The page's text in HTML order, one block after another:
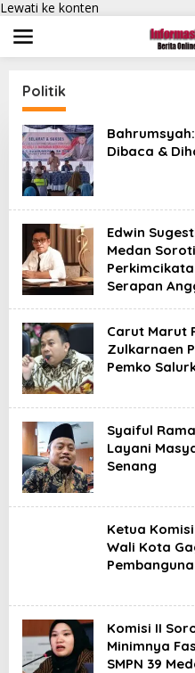
Lewati ke konten
Politik
Dibaca &
Edwin
Medan
Serapan
Carut Marut
Zulkarnaen
Pemko
Syaiful
Layani
Senang
Ketua
Wali Kota
Komisi II
Minimnya
SMPN 39